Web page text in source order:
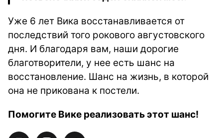
Уже 6 лет Вика восстанавливается от
последствий того рокового августовского
дня. И благодаря вам, наши дорогие
благотворители, у нее есть шанс на
восстановление. Шанс на жизнь, в которой
она не прикована к постели.
Помогите Вике реализовать этот шанс!